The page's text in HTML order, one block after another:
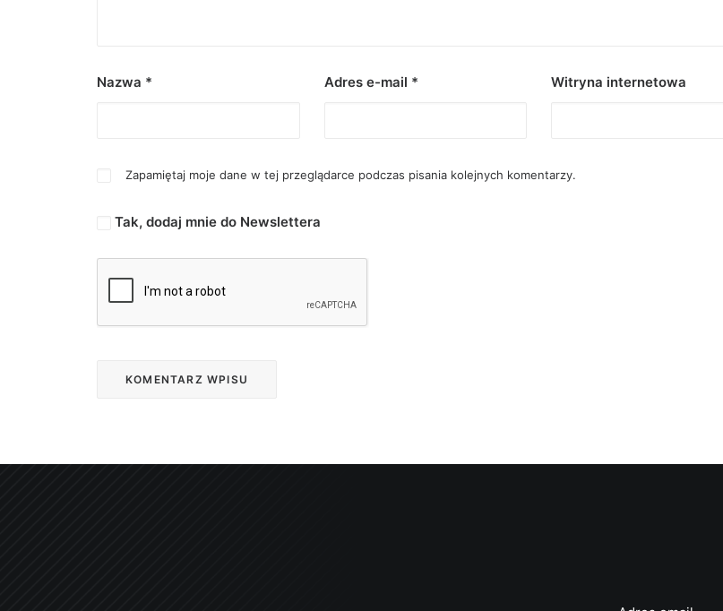
Nazwa * Adres e-mail * Witryna internetowa
Zapamiętaj moje dane w tej przeglądarce podczas pisania kolejnych komentarzy.
Tak, dodaj mnie do Newslettera